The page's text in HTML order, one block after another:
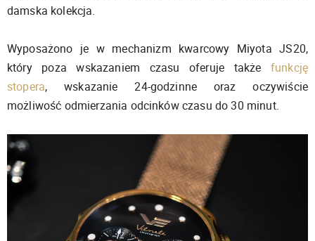
damska kolekcja.
Wyposażono je w mechanizm kwarcowy Miyota JS20,
który poza wskazaniem czasu oferuje także funkcję
stopera, wskazanie 24-godzinne oraz oczywiście
możliwość odmierzania odcinków czasu do 30 minut.